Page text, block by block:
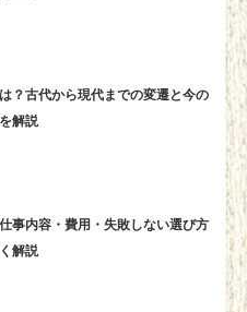
？古代から現代までの変遷と今の
解説
事内容・費用・失敗しない選び方
解説